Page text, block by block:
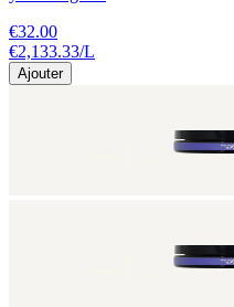
€32.00
€2,133.33/L
Ajouter